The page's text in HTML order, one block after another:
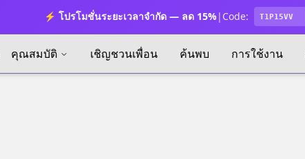
⚡ โปรโมชั่นระยะเวลาจำกัด — ลด 15%| Code: T1P15VV
คุณสมบัติ เชิญชวนเพื่อน ค้นพบ การใช้งาน